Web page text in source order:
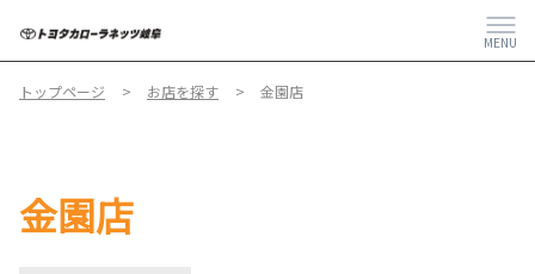
MENU
トップページ お店を探す 金園店
金園店